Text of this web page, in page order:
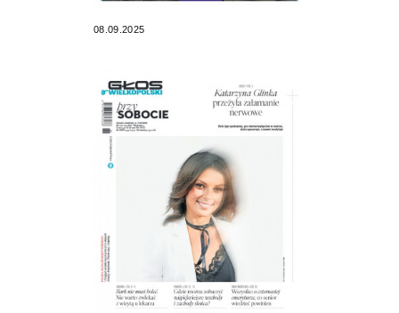
08.09.2025